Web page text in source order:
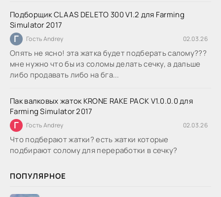
Подборщик CLAAS DELETO 300 V1.2 для Farming
Simulator 2017
Г Гость Andrey 02.03.26
Опять не ясно! эта жатка будет подберать салому???
мне нужно что бы из соломы делать сечку, а дальше
либо продавать либо на бга...
Пак валковых жаток KRONE RAKE PACK V1.0.0.0 для
Farming Simulator 2017
Г Гость Andrey 02.03.26
Что подберают жатки? есть жатки которые
подбирают солому для переработки в сечку?
ПОПУЛЯРНОЕ